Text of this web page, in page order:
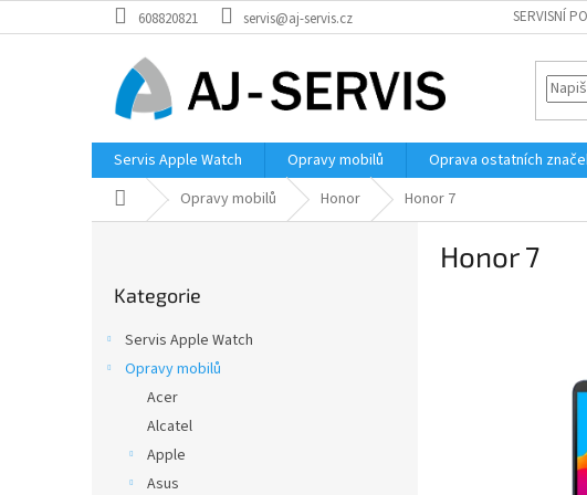
na
608820821 servis@aj-servis.cz SERVISNÍ
Servis Apple Watch Opravy mobilů Oprava ostatních
Domů Opravy mobilů Honor Honor 7
kategorie
Kategorie
Servis Apple Watch
Opravy mobilů
Acer
Alcatel
Apple
Asus
Honor 7